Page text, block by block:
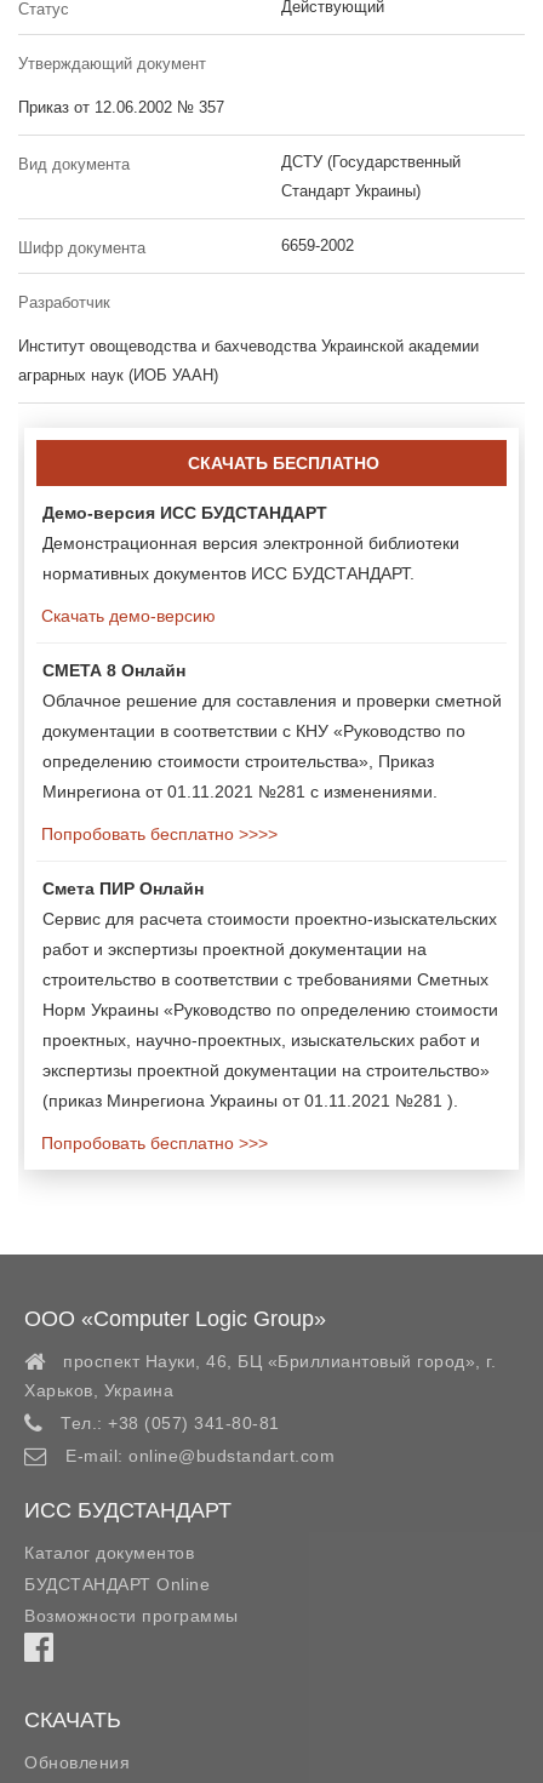
Статус Действующий
Утверждающий документ
Приказ от 12.06.2002 № 357
Вид документа
ДСТУ (Государственный
Стандарт Украины)
Шифр документа 6659-2002
Разработчик
Институт овощеводства и бахчеводства Украинской академии
аграрных наук (ИОБ УААН)
СКАЧАТЬ БЕСПЛАТНО
Демо-версия ИСС БУДСТАНДАРТ
Демонстрационная версия электронной библиотеки
нормативных документов ИСС БУДСТАНДАРТ.
Скачать демо-версию
СМЕТА 8 Онлайн
Облачное решение для составления и проверки сметной
документации в соответствии с КНУ «Руководство по
определению стоимости строительства», Приказ
Минрегиона от 01.11.2021 №281 с изменениями.
Попробовать бесплатно >>>>
Смета ПИР Онлайн
Сервис для расчета стоимости проектно-изыскательских
работ и экспертизы проектной документации на
строительство в соответствии с требованиями Сметных
Норм Украины «Руководство по определению стоимости
проектных, научно-проектных, изыскательских работ и
экспертизы проектной документации на строительство»
(приказ Минрегиона Украины от 01.11.2021 №281 ).
Попробовать бесплатно >>>
ООО «Computer Logic Group»
проспект Науки, 46, БЦ «Бриллиантовый город»,
г.
Харьков
Украина
Тел.: +38 (057) 341-80-81
E-mail: online@budstandart.com
ИСС БУДСТАНДАРТ
Каталог документов
БУДСТАНДАРТ Online
Возможности программы
СКАЧАТЬ
Обновления